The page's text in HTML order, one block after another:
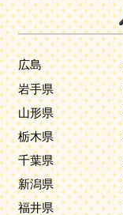
広島
岩手県
山形県
栃木県
千葉県
新潟県
福井県